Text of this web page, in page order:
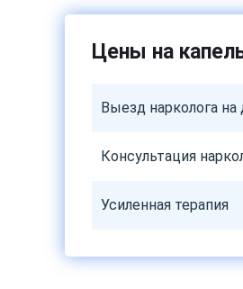
Цены на
Выезд нарколога
Консультация
Усиленная терапия